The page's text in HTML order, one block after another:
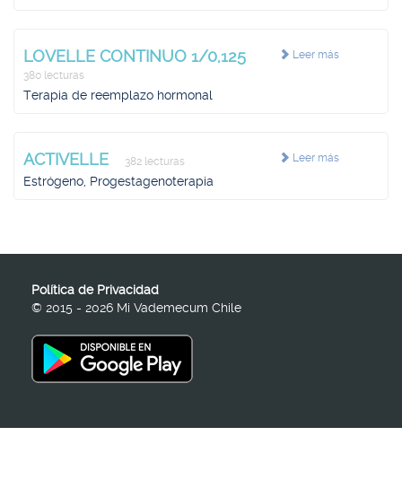
Leer más
LOVELLE CONTINUO 1/0,125
380 lecturas
Terapia de reemplazo hormonal
Leer más
ACTIVELLE 382 lecturas
Estrógeno, Progestagenoterapia
Política de Privacidad
© 2015 - 2026 Mi Vademecum Chile